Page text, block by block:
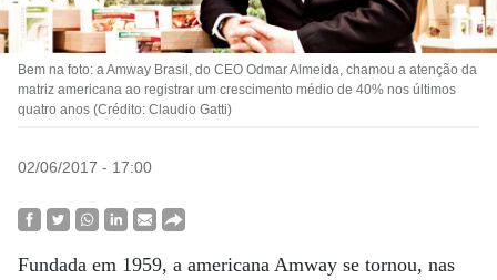
Bem na foto: a Amway Brasil, do CEO Odmar Almeida, chamou a atenção da
matriz americana ao registrar um crescimento médio de 40% nos últimos
quatro anos (Crédito: Claudio Gatti)
02/06/2017 - 17:00
Fundada em 1959, a americana Amway se tornou, nas